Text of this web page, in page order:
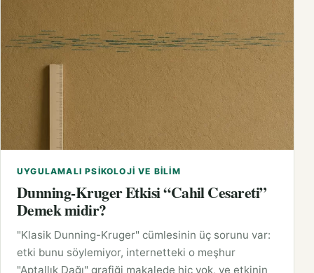
UYGULAMALI PSIKOLOJI VE BILIM
Dunning-Kruger Etkisi “Cahil Cesareti”
Demek midir?
"Klasik Dunning-Kruger" cümlesinin üç sorunu var:
etki bunu söylemiyor, internetteki o meşhur
"Aptallık Dağı" grafiği makalede hiç yok, ve etkinin